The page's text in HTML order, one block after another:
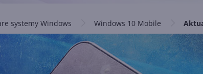
systemy Windows Windows 10 Mobile